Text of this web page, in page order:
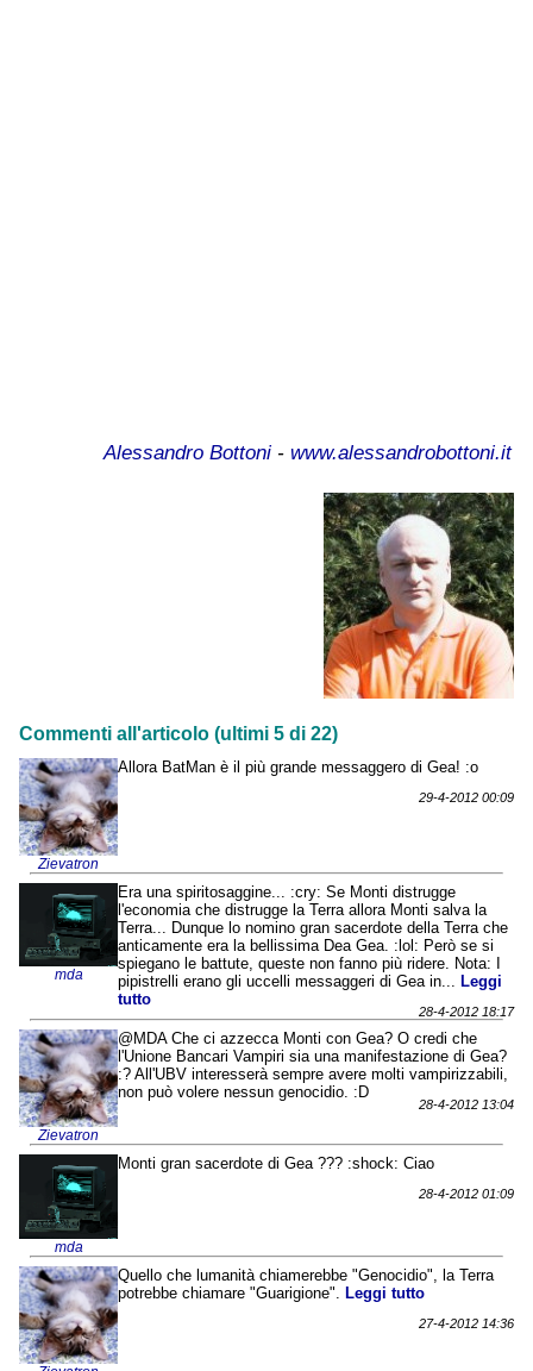
Alessandro Bottoni - www.alessandrobottoni.it
Commenti all'articolo (ultimi 5 di 22)
Zievatron
Allora BatMan è il più grande messaggero di Gea! :o
29-4-2012 00:09
mda
Era una spiritosaggine... :cry: Se Monti distrugge
l'economia che distrugge la Terra allora Monti salva la
Terra... Dunque lo nomino gran sacerdote della Terra che
anticamente era la bellissima Dea Gea. :lol: Però se si
spiegano le battute, queste non fanno più ridere. Nota: I
pipistrelli erano gli uccelli messaggeri di Gea in...
Leggi
tutto
28-4-2012 18:17
Zievatron
@MDA Che ci azzecca Monti con Gea? O credi che
l'Unione Bancari Vampiri sia una manifestazione di Gea?
:? All'UBV interesserà sempre avere molti vampirizzabili,
non può volere nessun genocidio. :D
28-4-2012 13:04
mda
Monti gran sacerdote di Gea ??? :shock: Ciao
28-4-2012 01:09
Quello che lumanità chiamerebbe "Genocidio", la Terra
potrebbe chiamare "Guarigione".Leggi tutto
27-4-2012 14:36